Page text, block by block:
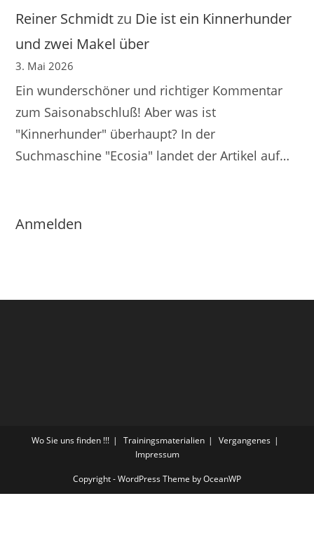
Reiner Schmidtzu Die ist ein Kinnerhunder
und zwei Makel über
3. Mai 2026
Ein wunderschöner und richtiger Kommentar
zum Saisonabschluß! Aber was ist
"Kinnerhunder" überhaupt? In der
Suchmaschine "Ecosia" landet der Artikel auf…
Anmelden
Wo Sie uns finden !!! Trainingsmaterialien
Vergangenes
Impressum
Copyright - WordPress Theme by OceanWP